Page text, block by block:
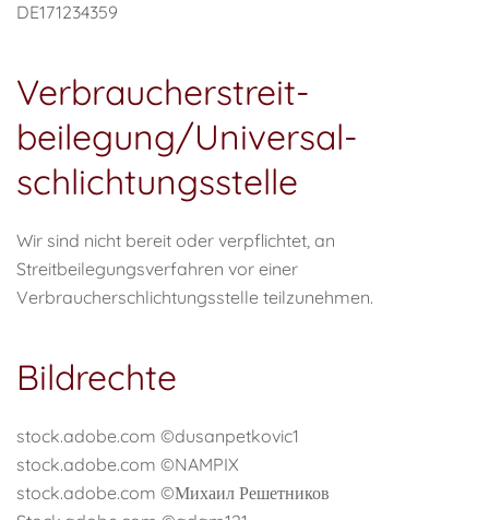
DE171234359
Verbraucher­streit­
beilegung/Universal­
schlichtungs­stelle
Wir sind nicht bereit oder verpflichtet, an
Streitbeilegungsverfahren vor einer
Verbraucherschlichtungsstelle teilzunehmen.
Bildrechte
stock.adobe.com ©dusanpetkovic1
stock.adobe.com ©NAMPIX
stock.adobe.com ©Михаил Решетников